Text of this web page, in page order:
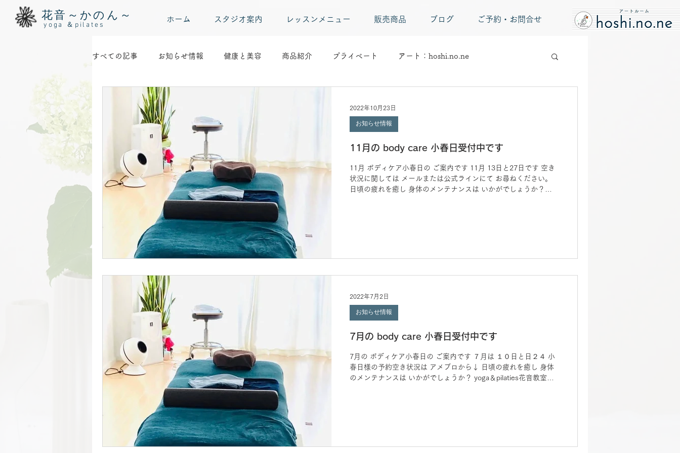
花音～かのん～
yoga ＆pilates
ホーム スタジオ案内 レッスンメニュー 販売商品 ブログ ご予約・お問合せ
すべての記事 お知らせ情報 健康と美容 商品紹介 プライベート アート：hoshi.no.ne
11月の body care 小春日受付中です
11月 ボディケア小春日の ご案内です 11月 13日と27日です 空き
状況に関しては メールまたは公式ラインにて お尋ねください。
日頃の疲れを癒し 身体のメンテナンスは いかがでしょうか？
お知らせ情報
2022年10月23日
7月の body care 小春日受付中です
7月の ボディケア小春日の ご案内です ７月は １０日と日２４ 小
春日様の予約空き状況は アメブロから↓ 日頃の疲れを癒し 身体
のメンテナンスは いかがでしょうか？ yoga＆pilaties花音教室に
お知らせ情報
2022年7月2日